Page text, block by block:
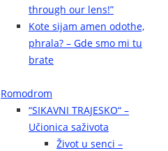
through our lens!”
Kote sijam amen odothe,
phrala? – Gde smo mi tu
brate
Romodrom
“SIKAVNI TRAJESKO“ –
Učionica saživota
Život u senci –